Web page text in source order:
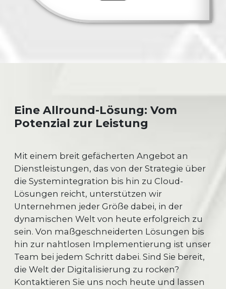
Eine Allround-Lösung: Vom
Potenzial zur Leistung
Mit einem breit gefächerten Angebot an
Dienstleistungen, das von der Strategie über
die Systemintegration bis hin zu Cloud-
Lösungen reicht, unterstützen wir
Unternehmen jeder Größe dabei, in der
dynamischen Welt von heute erfolgreich zu
sein. Von maßgeschneiderten Lösungen bis
hin zur nahtlosen Implementierung ist unser
Team bei jedem Schritt dabei. Sind Sie bereit,
die Welt der Digitalisierung zu rocken?
Kontaktieren Sie uns noch heute und lassen